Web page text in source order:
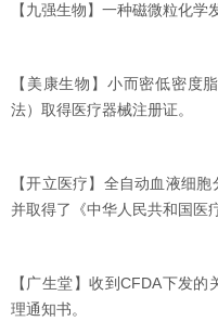
【九强生物】一种磁微粒化学
【美康生物】小而密低密度
法）取得医疗器械注册证。
【开立医疗】全自动血液细
并取得了《中华人民共和国医
【广生堂】收到CFDA下发
理通知书。